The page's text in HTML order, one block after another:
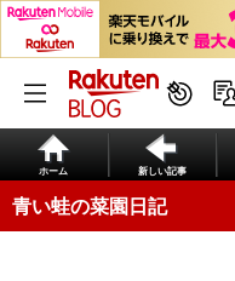
ホーム 新しい記事
青い蛙の菜園日記